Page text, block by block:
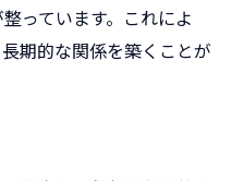
っています。これによ
期的な関係を築くことが